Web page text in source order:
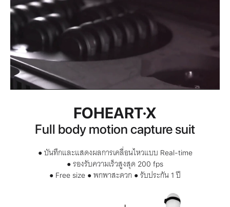
FOHEART·X
Full body motion capture suit
● บันทึกและแสดงผลการเคลื่อนไหวแบบ Real-time
● รองรับความเร็วสูงสุด 200 fps
● Free size ● พกพาสะดวก ● รับประกัน 1ปี